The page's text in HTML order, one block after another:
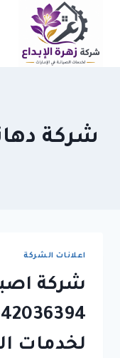
التجاوز
المحتوى
شركة
اعلانات الشركة
شركة
لخدمات